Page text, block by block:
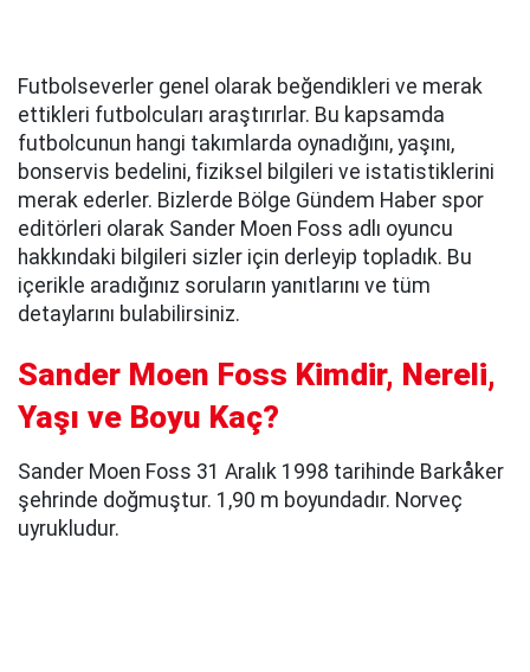
Futbolseverler genel olarak beğendikleri ve merak
ettikleri futbolcuları araştırırlar. Bu kapsamda
futbolcunun hangi takımlarda oynadığını, yaşını,
bonservis bedelini, fiziksel bilgileri ve istatistiklerini
merak ederler. Bizlerde Bölge Gündem Haber spor
editörleri olarak Sander Moen Foss adlı oyuncu
hakkındaki bilgileri sizler için derleyip topladık. Bu
içerikle aradığınız soruların yanıtlarını ve tüm
detaylarını bulabilirsiniz.
Sander Moen Foss Kimdir, Nereli,
Yaşı ve Boyu Kaç?
Sander Moen Foss 31 Aralık 1998 tarihinde Barkåker
şehrinde doğmuştur. 1,90 m boyundadır. Norveç
uyrukludur.